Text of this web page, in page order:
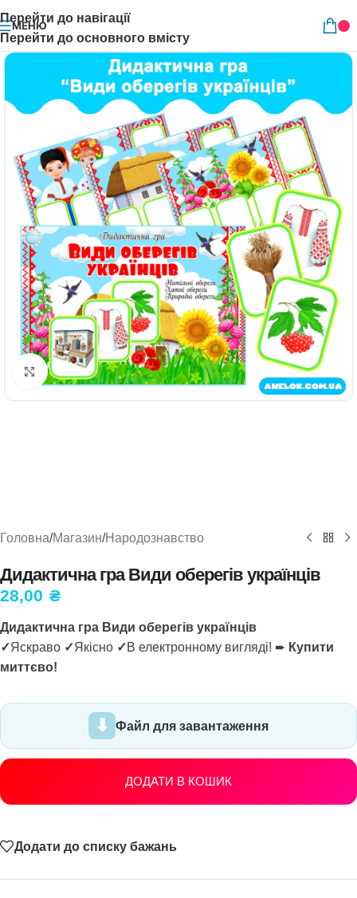
Перейти до навігації
Перейти до основного вмісту
МЕНЮ
Натисніть, щоб збільшити
Головна/Магазин/Народознавство
Дидактична гра Види оберегів українців
28,00 ₴
Дидактична гра Види оберегів українців
✓Яскраво ✓Якісно ✓В електронному вигляді! ➨ Купити
миттєво!
Файл для завантаження
ДОДАТИ В КОШИК
Додати до списку бажань